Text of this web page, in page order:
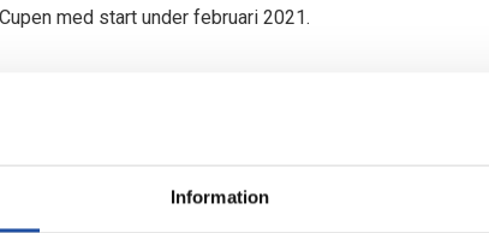
Information
med start under februari 2021.